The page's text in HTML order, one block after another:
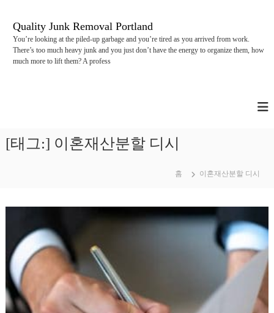
Quality Junk Removal Portland
You’re looking at the piled-up garbage and you’re tired as you arrived from work.
There’s too much heavy junk and you just don’t have the energy to organize them, how
much more to lift them? A profess
[태그:] 이혼재산분할 디시
홈 이혼재산분할 디시